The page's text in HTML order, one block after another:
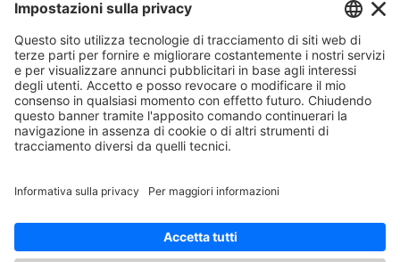
FAQ
CONTATTI
EdiAcademy
Sede operativa: V.le E. Forlanini, 21 - 20134, Milano
(+39)0270211274
E-mail:formazione@eenet.it
Sede legale: V.le E. Forlanini, 21 - 20134, Milano
ORARI SEGRETERIA
Lunedì—Giovedì: 08:30–17:30
Venerdì: 08:30–16:00